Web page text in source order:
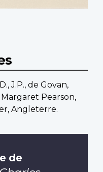
J.P., de Govan,
Pearson,
Angleterre.
de